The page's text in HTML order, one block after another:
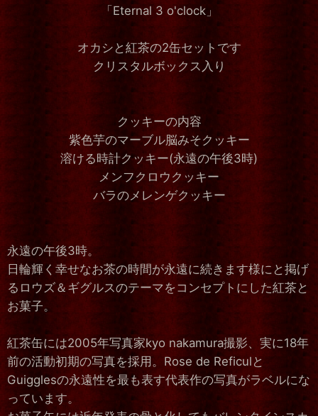
「Eternal 3 o'clock」
オカシと紅茶の2缶セットです
クリスタルボックス入り
クッキーの内容
紫色芋のマーブル脳みそクッキー
溶ける時計クッキー(永遠の午後3時)
メンフクロウクッキー
バラのメレンゲクッキー
永遠の午後3時。
日輪輝く幸せなお茶の時間が永遠に続きます様にと掲げ
るロウズ＆ギグルスのテーマをコンセプトにした紅茶と
お菓子。
紅茶缶には2005年写真家kyo nakamura撮影、実に18年
前の活動初期の写真を採用。Rose de Reficulと
Guigglesの永遠性を最も表す代表作の写真がラベルにな
っています。